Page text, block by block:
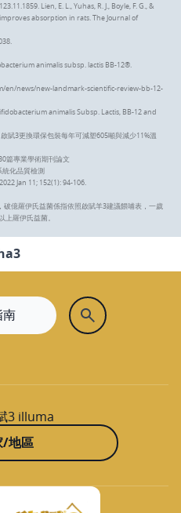
地圖上
號
地圖上
路線
號
路線
Lien, E. L., Yuhas, R. J., Boyle, F. G., &
absorption in rats. The Journal of
animalis subsp. lactis BB-12®.
en/news/new-landmark-scientific-review-bb-12-
animalis Subsp. Lactis, BB-12 and
賦3更換環保包裝每年可減塑605噸與減少11%溫
篇專業學術期刊論文
統化品質檢測
Jan 11; 152(1): 94-106.
億羅伊氏益菌係指依照啟賦羊3建議餵哺表，一歲
上羅伊氏益菌。
3 illuma
/地區